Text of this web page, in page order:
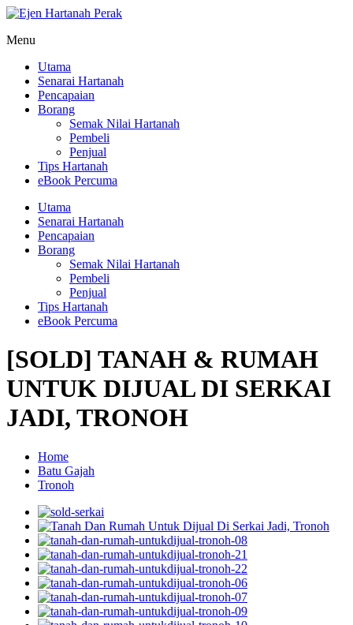
Menu
Utama
Senarai Hartanah
Pencapaian
Borang
Semak Nilai Hartanah
Pembeli
Penjual
Tips Hartanah
eBook Percuma
Utama
Senarai Hartanah
Pencapaian
Borang
Semak Nilai Hartanah
Pembeli
Penjual
Tips Hartanah
eBook Percuma
[SOLD] TANAH & RUMAH
UNTUK DIJUAL DI SERKAI
JADI, TRONOH
Home
Batu Gajah
Tronoh